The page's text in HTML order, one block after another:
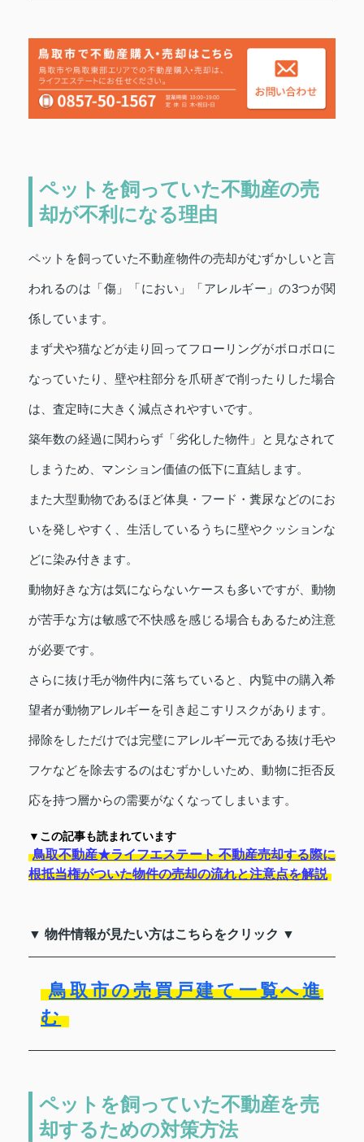
ペットを飼っていた不動産の売
却が不利になる理由
ペットを飼っていた不動産物件の売却がむずかしいと言
われるのは「傷」「におい」「アレルギー」の3つが関
係しています。
まず犬や猫などが走り回ってフローリングがボロボロに
なっていたり、壁や柱部分を爪研ぎで削ったりした場合
は、査定時に大きく減点されやすいです。
築年数の経過に関わらず「劣化した物件」と見なされて
しまうため、マンション価値の低下に直結します。
また大型動物であるほど体臭・フード・糞尿などのにお
いを発しやすく、生活しているうちに壁やクッションな
どに染み付きます。
動物好きな方は気にならないケースも多いですが、動物
が苦手な方は敏感で不快感を感じる場合もあるため注意
が必要です。
さらに抜け毛が物件内に落ちていると、内覧中の購入希
望者が動物アレルギーを引き起こすリスクがあります。
掃除をしただけでは完璧にアレルギー元である抜け毛や
フケなどを除去するのはむずかしいため、動物に拒否反
応を持つ層からの需要がなくなってしまいます。
▼この記事も読まれています
鳥取不動産★ライフエステート 不動産売却する際に
根抵当権がついた物件の売却の流れと注意点を解説
▼ 物件情報が見たい方はこちらをクリック ▼
鳥取市の売買戸建て一覧へ進
む
ペットを飼っていた不動産を売
却するための対策方法